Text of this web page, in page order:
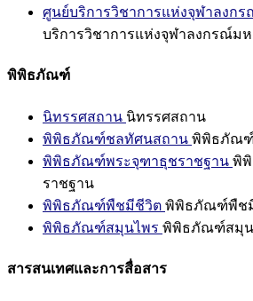
ศูนย์บริการวิชาการแห่งจุฬาลงก
บริการวิชาการแห่งจุฬาลงกรณ์ม
พิพิธภัณฑ์
นิทรรศสถาน นิทรรศสถาน
พิพิธภัณฑ์ชลทัศนสถาน พิพิธภัณ
พิพิธภัณฑ์พระจุฑาธุชราชฐาน พิ
ราชฐาน
พิพิธภัณฑ์พืชมีชีวิต พิพิธภัณฑ์พืช
พิพิธภัณฑ์สมุนไพร พิพิธภัณฑ์สมุน
สารสนเทศและการสื่อสาร